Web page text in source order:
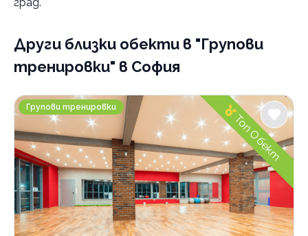
Други близки обекти в "Групови
тренировки" в София
M Sport&kids
Групови тренировки
Топ Обект
Славия
Услуги
Аеробика
интензивна
класическа
степ аеробика
Групови тренировки
aero dance тренировка
balance
body workout тренировка
combat тренировкa
fat burning тренировка
fit ball занимания с топка
Зумба
zumba танци
Йога
face yoga
fat burning yoga
power yoga
ащанга
Каланетика
тренировка
Канго джъмпс
kangoo jumps тренировка
Карта Групови занимания
абонамент
Пилатес